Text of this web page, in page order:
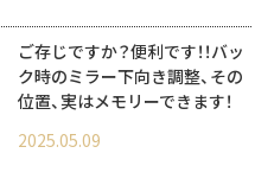
ご存じですか？便利です！！バッ
ク時のミラー下向き調整、その
位置、実はメモリーできます！
2025.05.09